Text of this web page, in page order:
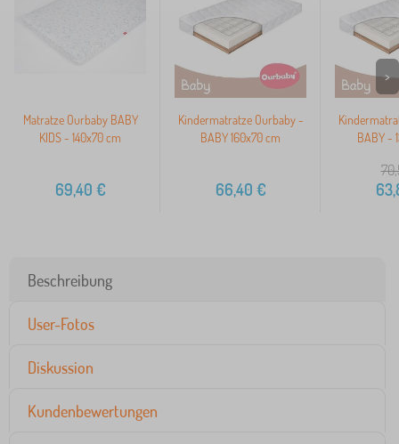
Matratze Ourbaby BABY
KIDS - 140x70 cm
69,40 €
Kindermatratze Ourbaby -
BABY 160x70 cm
66,40 €
BABY -
>
Beschreibung
User-Fotos
Diskussion
Kundenbewertungen